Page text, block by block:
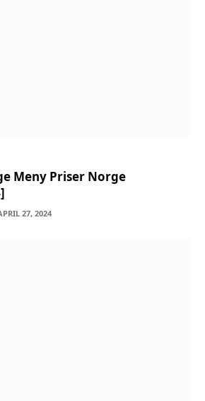
Meny Priser Norge
27, 2024